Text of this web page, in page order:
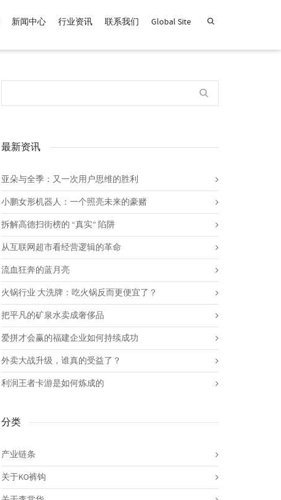
新闻中心 行业资讯 联系我们 Global Site
最新资讯
亚朵与全季：又一次用户思维的胜利
小鹏女形机器人：一个照亮未来的豪赌
拆解高德扫街榜的 “真实” 陷阱
从互联网超市看经营逻辑的革命
流血狂奔的蓝月亮
火锅行业 大洗牌：吃火锅反而更便宜了？
把平凡的矿泉水卖成奢侈品
爱拼才会赢的福建企业如何持续成功
外卖大战升级，谁真的受益了？
利润王者卡游是如何炼成的
分类
产业链条
关于KO裤钩